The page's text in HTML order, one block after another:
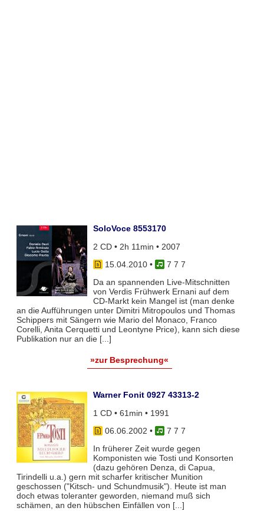
SoloVoce 8553170
2 CD • 2h 11min • 2007
15.04.2010•
7 7 7
Da an spannenden Live-Mitschnitten
von Verdis Frühwerk Ernani auf dem
CD-Markt kein Mangel ist (man denke
an die Aufführungen unter Dimitri Mitropoulos und Thomas
Schippers mit Sängern wie Mario del Monaco, Franco
Corelli, Anita Cerquetti und Leontyne Price), kann sich diese
Publikation nur an die [...]
»zur Besprechung«
Warner Fonit 0927 43313-2
1 CD • 61min • 1991
06.06.2002 •
7 7 7
In früherer Zeit wurde gegen
Komponisten wie Tosti und Konsorten
(dazu gehören Denza, di Capua,
Tirindelli u.a.) gern mit scharfer kritischer Munition
geschossen ("Kitsch- und Schundmusik"). Heute ist man
doch etwas toleranter geworden, niemand muß sich
schämen, an den hübschen Einfällen von [...]